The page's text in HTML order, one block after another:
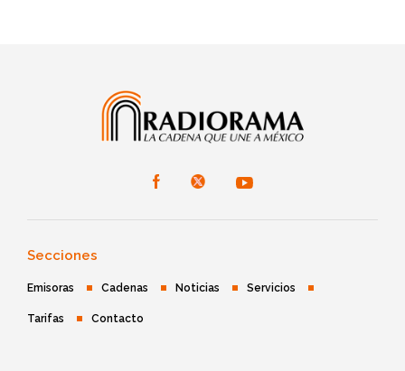
Secciones
Emisoras Cadenas Noticias Servicios
Tarifas Contacto